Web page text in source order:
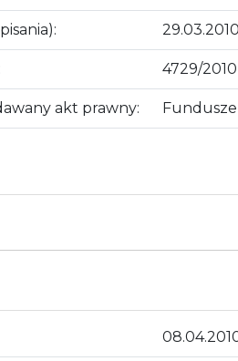
29.03.2010
4729/2010
akt prawny: